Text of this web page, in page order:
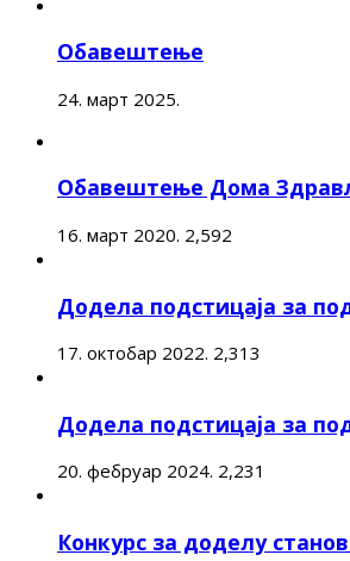
Обавештење
24. март 2025.
Обавештење Дома
16. март 2020. 2,592
Додела подстицаја за
17. октобар 2022. 2,313
Додела подстицаја за
20. фебруар 2024. 2,231
Конкурс за доделу